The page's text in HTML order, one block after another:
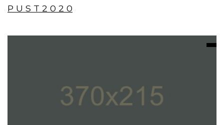
P U S T 2 0 2 0